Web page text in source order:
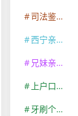
司法鉴定资质
西宁亲子鉴定咨询中心
兄妹亲缘关系鉴定
上户口亲子鉴定
牙刷个体识别鉴定